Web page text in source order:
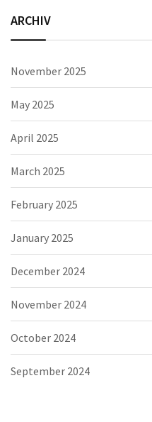
ARCHIV
November 2025
May 2025
April 2025
March 2025
February 2025
January 2025
December 2024
November 2024
October 2024
September 2024